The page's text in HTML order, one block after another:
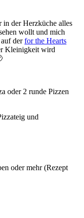
der Herzküche alles
wollt und mich
derfor the Hearts
Kleinigkeit wird
oder 2 runde Pizzen
und
oder mehr (Rezept